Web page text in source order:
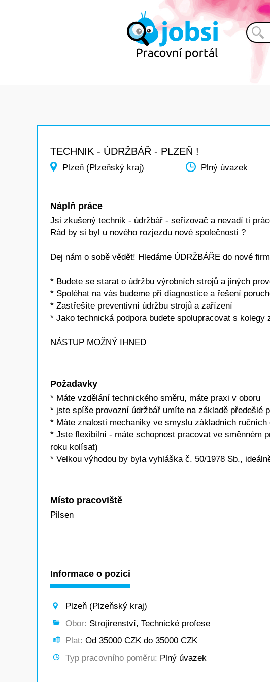
TECHNIK - ÚDRŽBÁŘ - PLZEŇ !
Plzeň (Plzeňský kraj) Plný úvazek
Náplň práce
Jsi zkušený technik - údržbář - seřizovač a nevadí ti
Rád by si byl u nového rozjezdu nové společnosti ?
Dej nám o sobě vědět! Hledáme ÚDRŽBÁŘE do nové
* Budete se starat o údržbu výrobních strojů a jiných
* Spoléhat na vás budeme při diagnostice a řešení
* Zastřešíte preventivní údržbu strojů a zařízení
* Jako technická podpora budete spolupracovat s
NÁSTUP MOŽNÝ IHNED
Požadavky
* Máte vzdělání technického směru, máte praxi v oboru
* jste spíše provozní údržbář umíte na základě předešlé
* Máte znalosti mechaniky ve smyslu základních
* Jste flexibilní - máte schopnost pracovat ve směnném
roku kolísat)
* Velkou výhodou by byla vyhláška č. 50/1978 Sb.,
Místo pracoviště
Pilsen
Informace o pozici
Plzeň (Plzeňský kraj)
Obor: Strojírenství, Technické profese
Plat: Od 35000 CZK do 35000 CZK
Typ pracovního poměru: Plný úvazek